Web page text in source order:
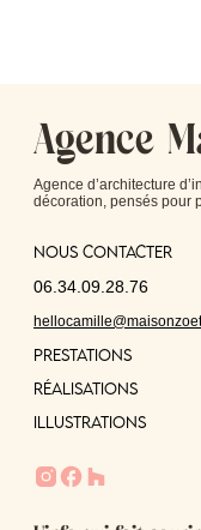
Agence
Agence d’architecture
décoration, pensés pour
Nous contacter
PRESTATIONS
06.34.09.28.76
RÉALISATIONS
ILLUSTRATIONs